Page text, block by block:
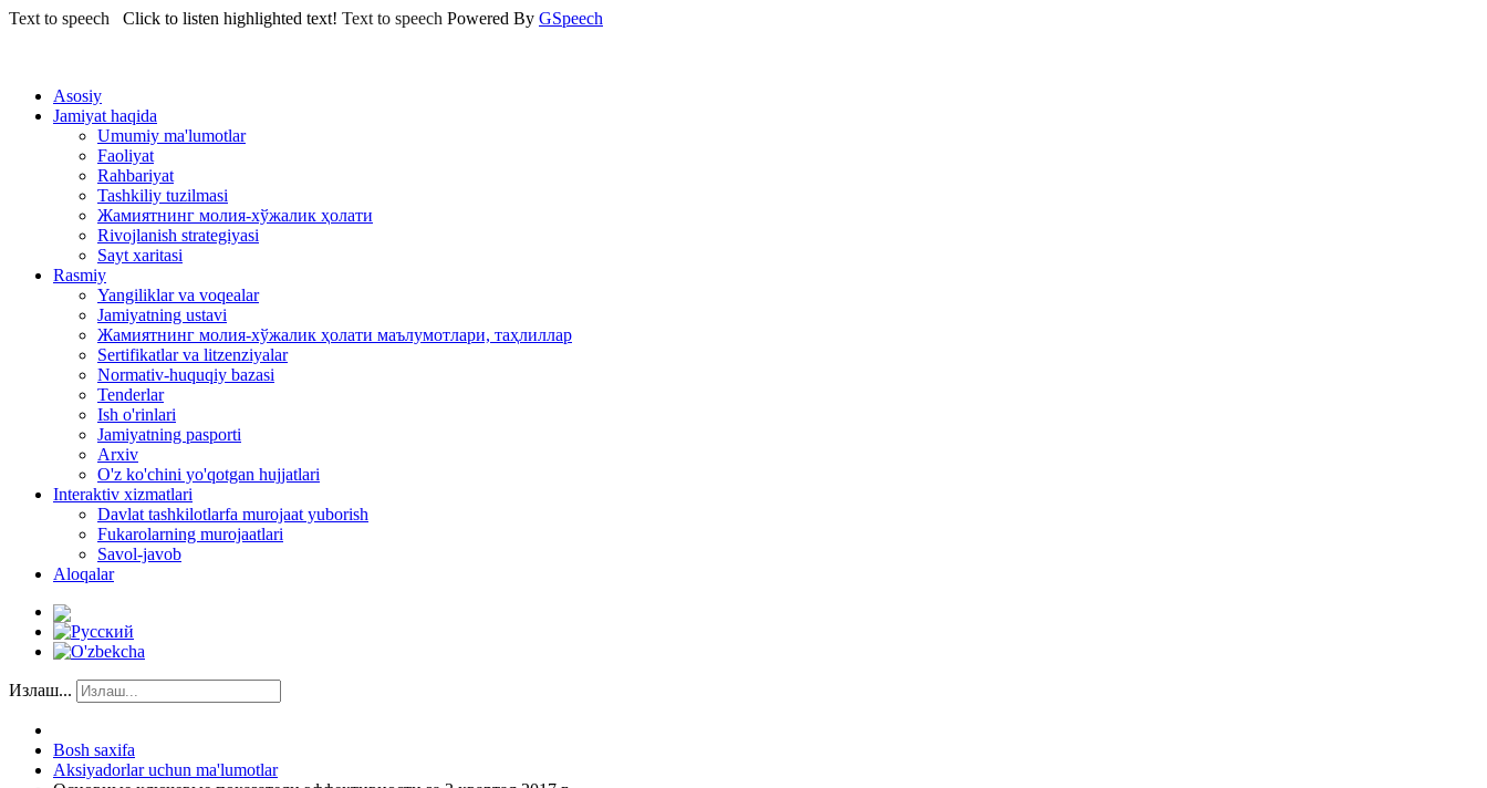
Text to speech Click to listen highlighted text! Text to speech Powered By GSpeech
Asosiy
Jamiyat haqida
Umumiy ma'lumotlar
Faoliyat
Rahbariyat
Tashkiliy tuzilmasi
Жамиятнинг молия-хўжалик ҳолати
Rivojlanish strategiyasi
Sayt xaritasi
Rasmiy
Yangiliklar va voqealar
Jamiyatning ustavi
Жамиятнинг молия-хўжалик ҳолати маълумотлари, таҳлиллар
Sertifikatlar va litzenziyalar
Normativ-huquqiy bazasi
Tenderlar
Ish o'rinlari
Jamiyatning pasporti
Arxiv
O'z ko'chini yo'qotgan hujjatlari
Interaktiv xizmatlari
Davlat tashkilotlarfa murojaat yuborish
Fukarolarning murojaatlari
Savol-javob
Aloqalar
Излаш...
Bosh saxifa
Aksiyadorlar uchun ma'lumotlar